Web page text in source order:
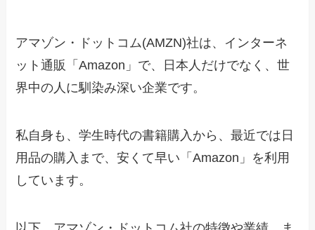
アマゾン・ドットコム(AMZN)社は、インターネ
ット通販「Amazon」で、日本人だけでなく、世
界中の人に馴染み深い企業です。
私自身も、学生時代の書籍購入から、最近では日
用品の購入まで、安くて早い「Amazon」を利用
しています。